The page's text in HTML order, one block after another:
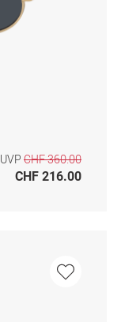
UVP CHF 360.00
CHF 216.00